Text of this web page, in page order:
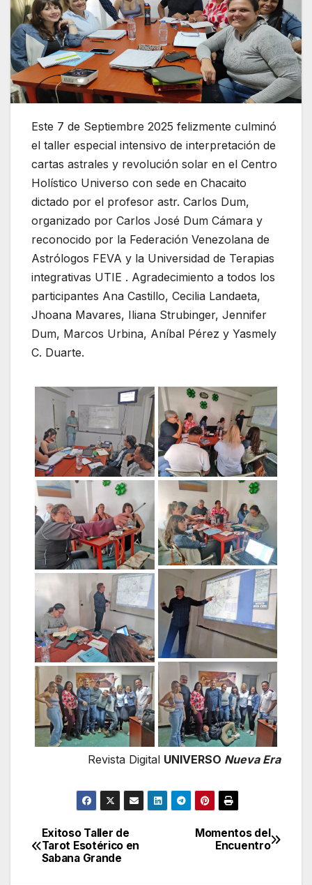
Este 7 de Septiembre 2025 felizmente culminó
el taller especial intensivo de interpretación de
cartas astrales y revolución solar en el Centro
Holístico Universo con sede en Chacaito
dictado por el profesor astr. Carlos Dum,
organizado por Carlos José Dum Cámara y
reconocido por la Federación Venezolana de
Astrólogos FEVA y la Universidad de Terapias
integrativas UTIE . Agradecimiento a todos los
participantes Ana Castillo, Cecilia Landaeta,
Jhoana Mavares, Iliana Strubinger, Jennifer
Dum, Marcos Urbina, Aníbal Pérez y Yasmely
C. Duarte.
Revista Digital UNIVERSO Nueva Era
Navegación
de
Momentos del
Encuentro
Exitoso Taller de
Tarot Esotérico en
Sabana Grande